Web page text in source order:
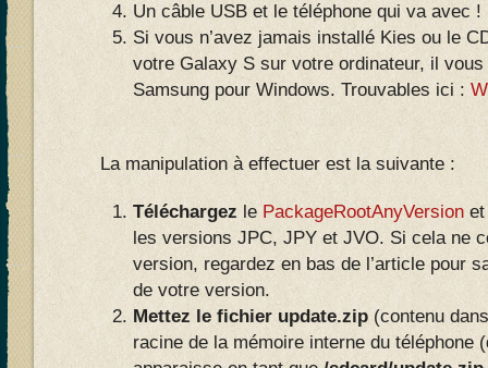
Un câble USB et le téléphone qui va avec !
Si vous n’avez jamais installé Kies ou le
votre Galaxy S sur votre ordinateur, il
Samsung pour Windows. Trouvables ici :
La manipulation à effectuer est la suivante :
Téléchargez le PackageRootAnyVersion
les versions JPC, JPY et JVO. Si cela ne
version, regardez en bas de l’article pour
de votre version.
Mettez le fichier update.zip (contenu
racine de la mémoire interne du téléphone